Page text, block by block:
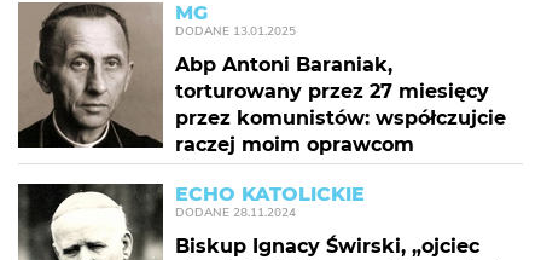
MG
DODANE 13.01.2025
Abp Antoni Baraniak,
torturowany przez 27 miesięcy
przez komunistów: współczujcie
raczej moim oprawcom
ECHO KATOLICKIE
DODANE 28.11.2024
Biskup Ignacy Świrski, „ojciec